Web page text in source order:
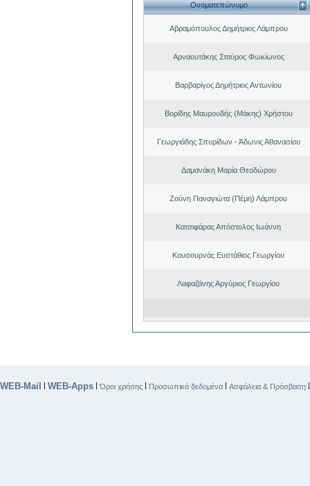
Ονοματεπώνυμο
Αβραμόπουλος Δημήτριος Λάμπρου
Αρναουτάκης Σταύρος Φωκίωνος
Βαρβαρίγος Δημήτριος Αντωνίου
Βορίδης Μαυρουδής (Μάκης) Χρήστου
Γεωργιάδης Σπυρίδων - Άδωνις Αθανασίου
Δαμανάκη Μαρία Θεοδώρου
Ζούνη Παναγιώτα (Πέμη) Λάμπρου
Κατσιφάρας Απόστολος Ιωάννη
Κουσουρνάς Ευστάθιος Γεωργίου
Λαφαζάνης Αργύριος Γεωργίου
WEB-Mail | WEB-Apps |Όροι χρήσης | Προσωπικά δεδομένα | Ασφάλεια & Πρόσβαση